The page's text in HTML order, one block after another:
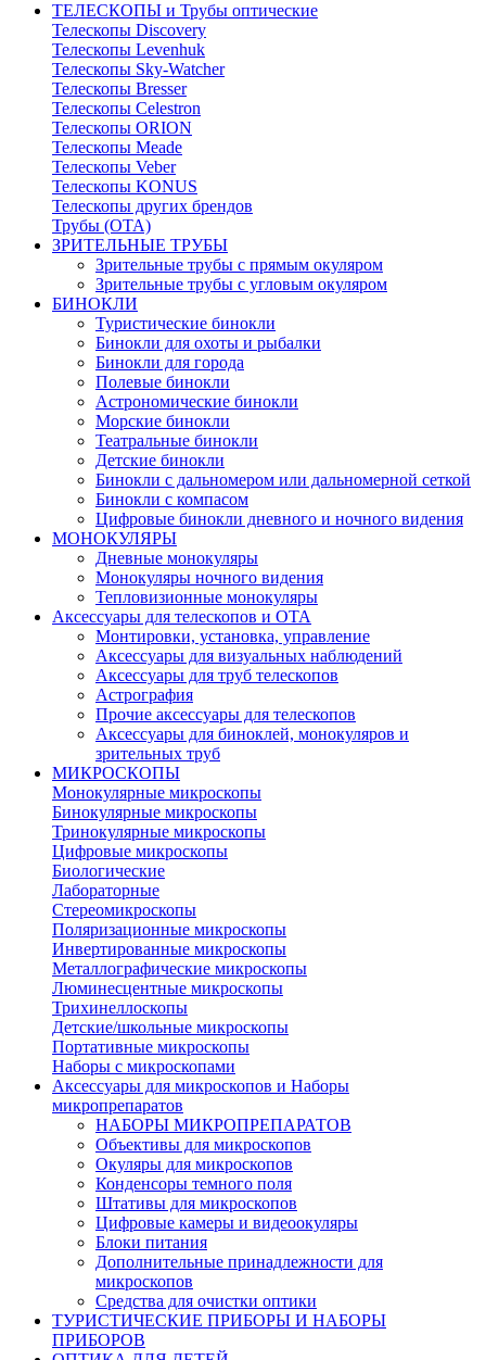
ТЕЛЕСКОПЫ и Трубы оптические
Телескопы Discovery
Телескопы Levenhuk
Телескопы Sky-Watcher
Телескопы Bresser
Телескопы Celestron
Телескопы ORION
Телескопы Meade
Телескопы Veber
Телескопы KONUS
Телескопы других брендов
Трубы (ОТА)
ЗРИТЕЛЬНЫЕ ТРУБЫ
Зрительные трубы с прямым окуляром
Зрительные трубы с угловым окуляром
БИНОКЛИ
Туристические бинокли
Бинокли для охоты и рыбалки
Бинокли для города
Полевые бинокли
Астрономические бинокли
Морские бинокли
Театральные бинокли
Детские бинокли
Бинокли с дальномером или дальномерной сеткой
Бинокли с компасом
Цифровые бинокли дневного и ночного видения
МОНОКУЛЯРЫ
Дневные монокуляры
Монокуляры ночного видения
Тепловизионные монокуляры
Аксессуары для телескопов и ОТА
Монтировки, установка, управление
Аксессуары для визуальных наблюдений
Аксессуары для труб телескопов
Астрография
Прочие аксессуары для телескопов
Аксессуары для биноклей, монокуляров и
зрительных труб
МИКРОСКОПЫ
Монокулярные микроскопы
Бинокулярные микроскопы
Тринокулярные микроскопы
Цифровые микроскопы
Биологические
Лабораторные
Стереомикроскопы
Поляризационные микроскопы
Инвертированные микроскопы
Металлографические микроскопы
Люминесцентные микроскопы
Трихинеллоскопы
Детские/школьные микроскопы
Портативные микроскопы
Наборы с микроскопами
Аксессуары для микроскопов и Наборы
микропрепаратов
НАБОРЫ МИКРОПРЕПАРАТОВ
Объективы для микроскопов
Окуляры для микроскопов
Конденсоры темного поля
Штативы для микроскопов
Цифровые камеры и видеоокуляры
Блоки питания
Дополнительные принадлежности для
микроскопов
Средства для очистки оптики
ТУРИСТИЧЕСКИЕ ПРИБОРЫ И НАБОРЫ
ПРИБОРОВ